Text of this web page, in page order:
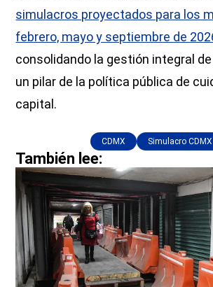
simulacros proyectados para los
febrero, mayo y septiembre de
consolidando la gestión integral
un pilar de la política pública de
capital.
CDMX Simulacro CDMX
También lee: